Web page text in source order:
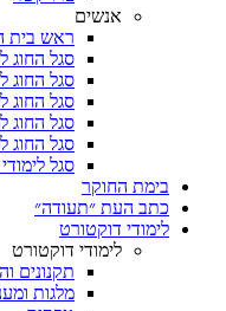
אנשים
ראש בית
סגל החוג
סגל החוג
סגל החוג
סגל החוג
סגל החוג
סגל
בימת החוקר
כתב העת ״תעודה״
לימודי דוקטורט
לימודי דוקטורט
תקנונים
מלגות